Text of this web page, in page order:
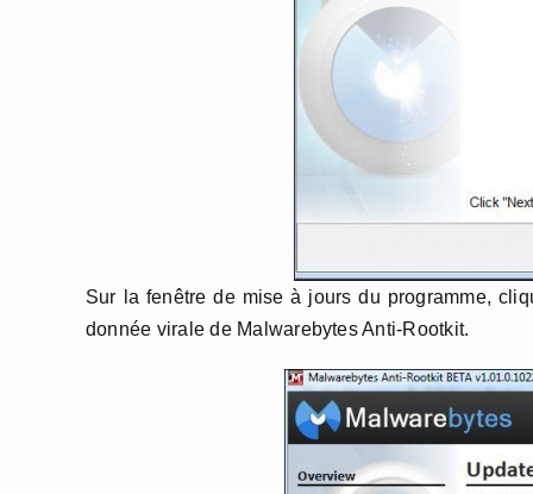
Sur la fenêtre de mise à jours du programme,
donnée virale de Malwarebytes Anti-Rootkit.